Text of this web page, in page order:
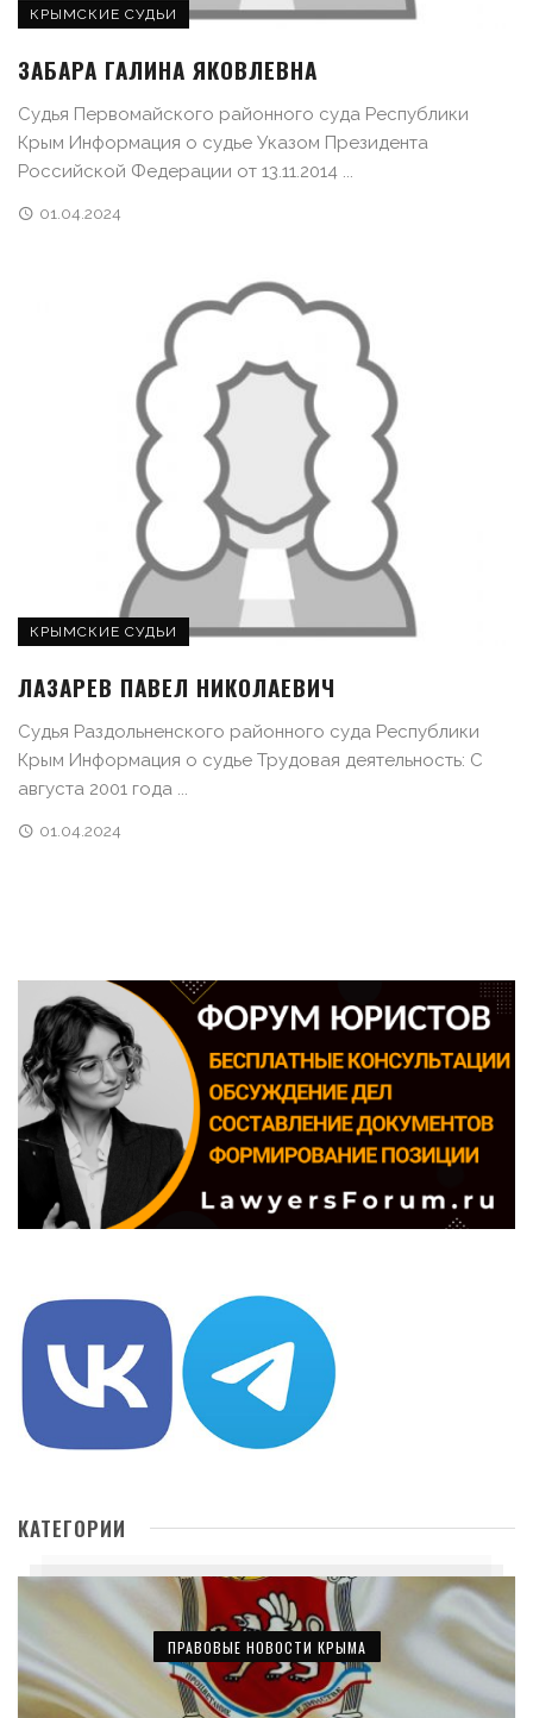
КРЫМСКИЕ СУДЬИ
ЗАБАРА ГАЛИНА ЯКОВЛЕВНА
Судья Первомайского районного суда Республики
Крым Информация о судье Указом Президента
Российской Федерации от 13.11.2014 ...
01.04.2024
КРЫМСКИЕ СУДЬИ
ЛАЗАРЕВ ПАВЕЛ НИКОЛАЕВИЧ
Судья Раздольненского районного суда Республики
Крым Информация о судье Трудовая деятельность: С
августа 2001 года ...
01.04.2024
КАТЕГОРИИ
ПРАВОВЫЕ НОВОСТИ КРЫМА